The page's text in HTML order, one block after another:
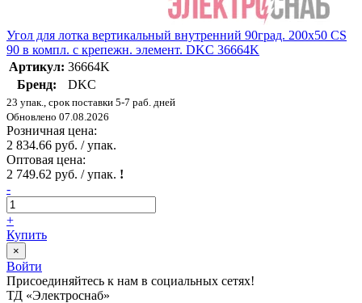
Угол для лотка вертикальный внутренний 90град. 200х50 CS
90 в компл. с крепежн. элемент. DKC 36664K
Артикул: 36664K
Бренд:
DKC
23 упак., срок поставки 5-7 раб. дней
Обновлено 07.08.2026
Розничная цена:
2 834.66 руб. / упак.
Оптовая цена:
2 749.62 руб. / упак. !
-
+
Купить
×
Войти
Присоединяйтесь к нам в социальных сетях!
ТД «Электроснаб»